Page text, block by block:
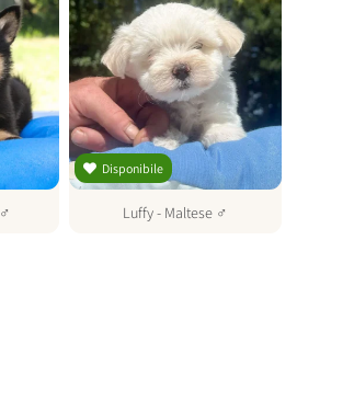
♂
Disponibile
Luffy- Maltese ♂